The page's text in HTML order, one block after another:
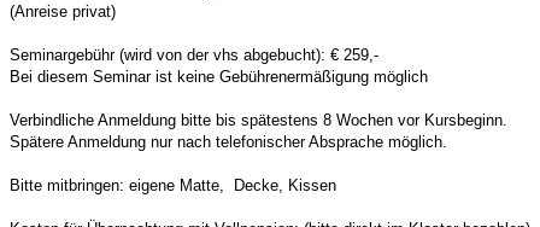
(Anreise privat)
Seminargebühr (wird von der vhs abgebucht): € 259,-
Bei diesem Seminar ist keine Gebührenermäßigung möglich
Verbindliche Anmeldung bitte bis spätestens 8 Wochen vor Kursbeginn.
Spätere Anmeldung nur nach telefonischer Absprache möglich.
Bitte mitbringen: eigene Matte, Decke, Kissen